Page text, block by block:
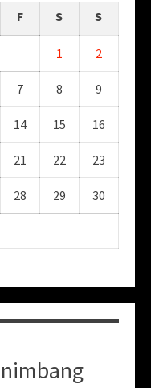
F S S
1 2
7 8 9
14 15 16
21 22 23
28 29 30